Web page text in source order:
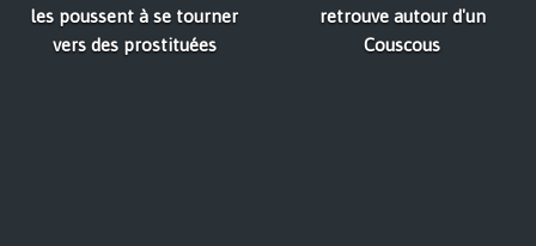
les poussent à se tourner
vers des prostituées
retrouve autour d'un
Couscous